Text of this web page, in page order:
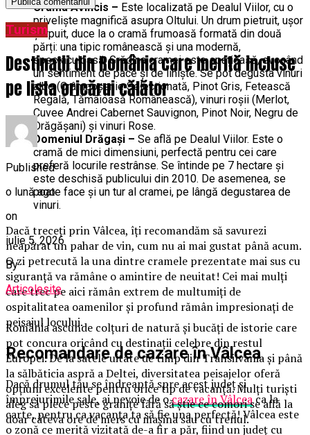
Crama Avincis – Este localizată pe Dealul Viilor, cu o
priveliște magnifică asupra Oltului. Un drum pietruit, ușor
șerpuit, duce la o cramă frumoasă formată din două
părți: una tipic românească și una modernă,
spectaculoasă. Grădina cramei este spațioasă, evocând
un sentiment de pace și de liniște. Se pot degusta vinuri
albe (Crâmpoșenie Selecționată, Pinot Gris, Fetească
Regală, Tămâioasă Românească), vinuri roșii (Merlot,
Cuvee Andrei Cabernet Sauvignon, Pinot Noir, Negru de
Drăgășani) şi vinuri Rose.
Domeniul Drăgași – Se află pe Dealul Viilor. Este o
cramă de mici dimensiuni, perfectă pentru cei care
preferă locurile restrânse. Se întinde pe 7 hectare și
este deschisă publicului din 2010. De asemenea, se
poate face și un tur al cramei, pe lângă degustarea de
vinuri.
Dacă treceți prin Vâlcea, îți recomandăm să savurezi
neapărat un pahar de vin, cum nu ai mai gustat până acum.
O zi petrecută la una dintre cramele prezentate mai sus cu
siguranță va rămâne o amintire de neuitat! Cei mai mulți
care trec pe aici rămân extrem de multumiți de
ospitalitatea oamenilor și profund rămân impresionați de
peisajul locului.
Recomandare de cazare în Vâlcea
Dacă drumul tău se îndreaptă spre acest judeţ și
împrejurimile sale, ai nevoie de ocazare în Vâlceaca la
carte, pentru ca vacanța ta să fie una perfectă! Vâlcea este
o zonă ce merită vizitată de-a fir a păr, fiind un județ cu
Turism
Destinații din România care merită incluse
pe lista oricărui călător
Published
o lună ago
on
iulie 5, 2026
By
Articolesite
România ascunde colțuri de natură și bucăți de istorie care
pot concura oricând cu destinații celebre din restul
Europei. De la satele uitate de timp din Transilvania și până
la sălbăticia aspră a Deltei, diversitatea peisajelor oferă
opțiuni excelente pentru orice tip de vacanță. Mulți turiști
aleg să plece peste granițe fără să știe ce comori se află la
doar câteva ore de mers cu mașina sau cu trenul.